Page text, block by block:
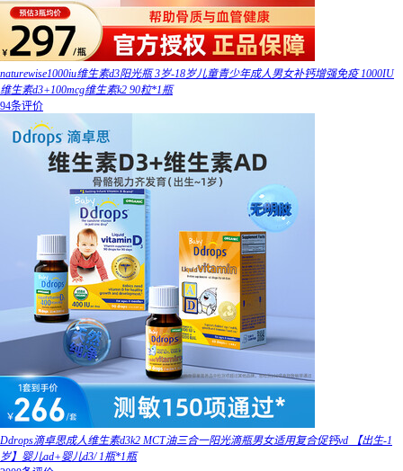
naturewise1000iu维生素d3阳光瓶 3岁-18岁儿童青少年成人男女补钙增强免疫 1000IU
维生素d3+100mcg维生素k2 90粒*1瓶
94条评价
Ddrops滴卓思成人维生素d3k2 MCT油三合一阳光滴瓶男女适用复合促钙vd 【出生-1
岁】婴儿ad+婴儿d3/ 1瓶*1瓶